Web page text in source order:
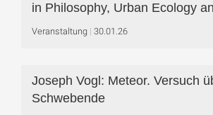
in Philosophy, Urban Ecology
Veranstaltung 30.01.26
Joseph Vogl: Meteor. Versuch
Schwebende